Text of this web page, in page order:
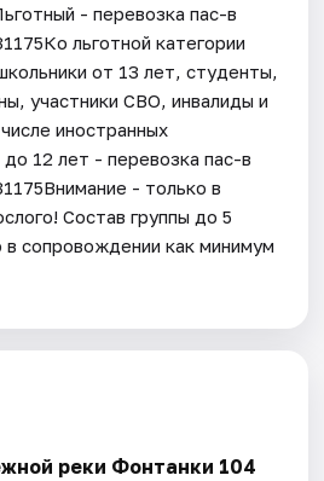
- перевозка пас-в
льготной категории
от 13 лет, студенты,
участники СВО, инвалиды и
иностранных
12 лет - перевозка пас-в
- только в
Состав группы до 5
в сопровождении как минимум
реки Фонтанки 104